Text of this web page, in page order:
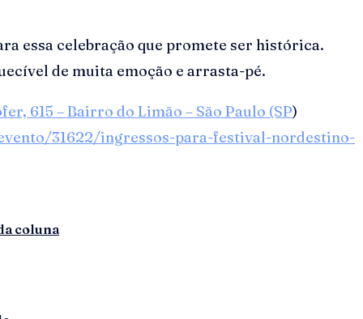
essa celebração que promete ser histórica.
de muita emoção e arrasta-pé.
615 – Bairro do Limão – São Paulo (SP)
31622/ingressos-para-festival-nordestino-
coluna